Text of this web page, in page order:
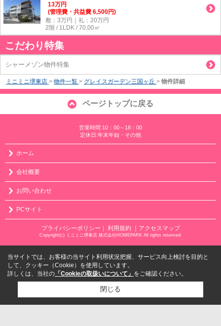
13万円
(管理費・共益費 6,500円)
敷：3万円｜礼：20万円
2階 / 1LDK / 70.00㎡
こだわり特集
シャーメゾン物件特集
ミニミニ堺東店 > 物件一覧 > グレイスガーデン三国ヶ丘 > 物件詳細
ページトップに戻る
営業時間:10：00～18：00
定休日:年末年始・その他
ホーム
会社概要
お問い合わせ
PCサイト
プライバシーポリシー ｜ 利用規約 ｜アクセスマップ
Copyright(c) ミニミニ堺東店 株式会社HOMEPARK All rights reserved.
当サイトでは、お客様の当サイト利用状況把握、サービス向上検討を目的と
して、クッキー（Cookie）を使用しています。
詳しくは、当社の 「Cookieの取扱いについて」 をご確認ください。
閉じる